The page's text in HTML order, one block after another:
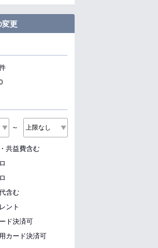
変更
～
共益費含む
含む
ント
ド決済可
カード決済可